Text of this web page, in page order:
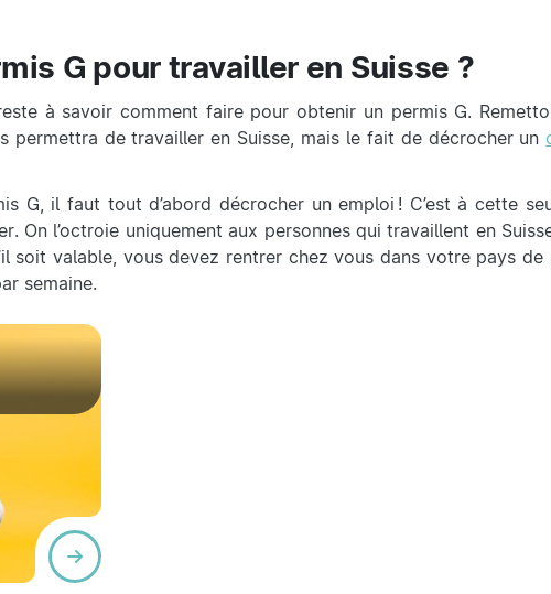
G pour travailler en Suisse ?
à savoir comment faire pour obtenir un permis G.
permettra de travailler en Suisse, mais le fait de décrocher un
G, il faut tout d’abord décrocher un emploi ! C’est à cette
On l’octroie uniquement aux personnes qui travaillent en
soit valable, vous devez rentrer chez vous dans votre pays de
semaine.